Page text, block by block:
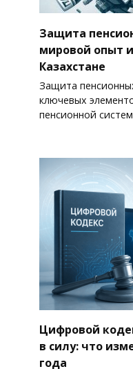
Защита
мировой опыт
Казахстане
Защита
ключевых
пенсионной
Цифровой
в силу: что
года